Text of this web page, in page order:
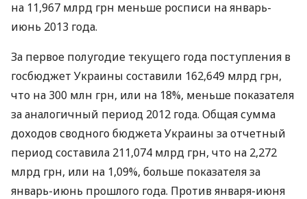
на 11,967 млрд грн меньше росписи на январь-
июнь 2013 года.
За первое полугодие текущего года поступления в
госбюджет Украины составили 162,649 млрд грн,
что на 300 млн грн, или на 18%, меньше показателя
за аналогичный период 2012 года. Общая сумма
доходов сводного бюджета Украины за отчетный
период составила 211,074 млрд грн, что на 2,272
млрд грн, или на 1,09%, больше показателя за
январь-июнь прошлого года. Против января-июня